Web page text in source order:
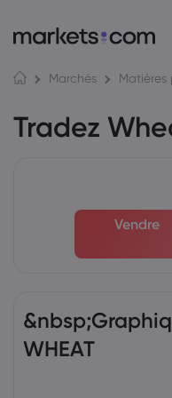
Marchés Matières
Tradez
Vendre
WHEAT